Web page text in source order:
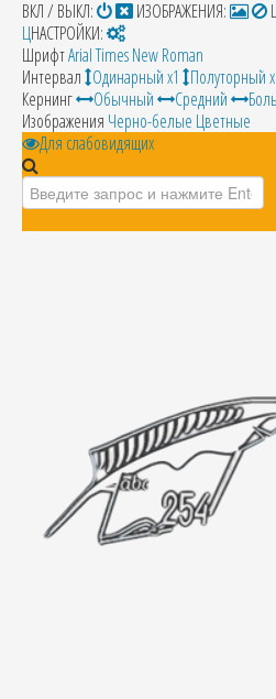
ВКЛ / ВЫКЛ: ИЗОБРАЖЕНИЯ:
ЦНАСТРОЙКИ:
ШрифтArialTimes New Roman
Интервал Одинарный х1 Полуторный
Кернинг
Обычный Средний
Изображения Черно-белые Цветные
Для слабовидящих
Искать...